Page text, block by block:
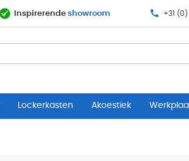
Inspirerende showroom +31
Lockerkasten Akoestiek